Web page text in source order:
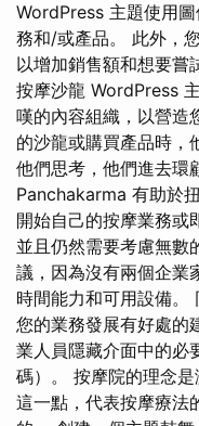
WordPress 主題使用
務和/或產品。 此外，
以增加銷售額和想要嘗
按摩沙龍 WordPress
嘆的內容組織，以營造
的沙龍或購買產品時，
他們思考，他們進去環
Panchakarma 有助於
開始自己的按摩業務或
並且仍然需要考慮無數
議，因為沒有兩個企業
時間能力和可用設備。
您的業務發展有好處的
業人員隱藏介面中的必
碼）。 按摩院的理念
這一點，代表按摩療法